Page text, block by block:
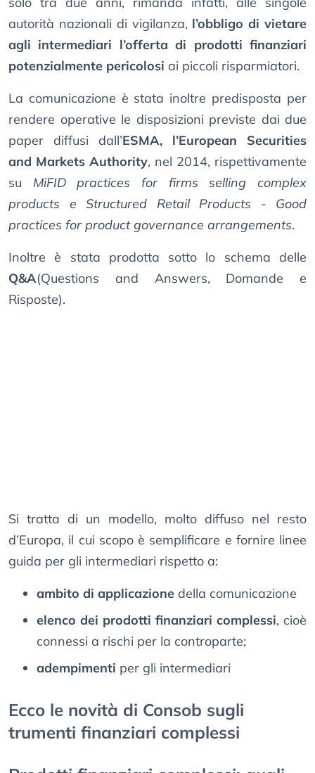
autorità nazionali di vigilanza, l’obbligo di vietare
agli intermediari l’offerta di prodotti finanziari
potenzialmente pericolosi ai piccoli risparmiatori.
La comunicazione è stata inoltre predisposta per
rendere operative le disposizioni previste dai due
paper diffusi dall’ESMA, l’European Securities
and Markets Authority, nel 2014, rispettivamente
su MiFID practices for firms selling complex
products e Structured Retail Products - Good
practices for product governance arrangements.
Inoltre è stata prodotta sotto lo schema delle
Q&A(Questions and Answers, Domande e
Risposte).
Si tratta di un modello, molto diffuso nel resto
d’Europa, il cui scopo è semplificare e fornire linee
guida per gli intermediari rispetto a:
ambito di applicazione della comunicazione
elenco dei prodotti finanziari complessi, cioè
connessi a rischi per la controparte;
adempimenti per gli intermediari
Ecco le novità di Consob sugli
trumenti finanziari complessi